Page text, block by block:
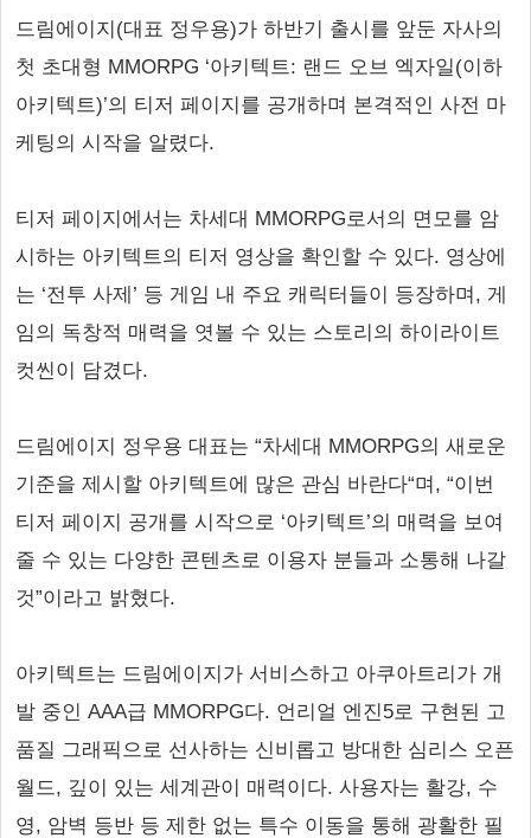
드림에이지(대표 정우용)가 하반기 출시를 앞둔 자사의
첫 초대형 MMORPG ‘아키텍트: 랜드 오브 엑자일(이하
아키텍트)’의 티저 페이지를 공개하며 본격적인 사전 마
케팅의 시작을 알렸다.
티저 페이지에서는 차세대 MMORPG로서의 면모를 암
시하는 아키텍트의 티저 영상을 확인할 수 있다. 영상에
는 ‘전투 사제’ 등 게임 내 주요 캐릭터들이 등장하며, 게
임의 독창적 매력을 엿볼 수 있는 스토리의 하이라이트
컷씬이 담겼다.
드림에이지 정우용 대표는 “차세대 MMORPG의 새로운
기준을 제시할 아키텍트에 많은 관심 바란다“며, “이번
티저 페이지 공개를 시작으로 ‘아키텍트’의 매력을 보여
줄 수 있는 다양한 콘텐츠로 이용자 분들과 소통해 나갈
것”이라고 밝혔다.
아키텍트는 드림에이지가 서비스하고 아쿠아트리가 개
발 중인 AAA급 MMORPG다. 언리얼 엔진5로 구현된 고
품질 그래픽으로 선사하는 신비롭고 방대한 심리스 오픈
월드, 깊이 있는 세계관이 매력이다. 사용자는 활강, 수
영, 암벽 등반 등 제한 없는 특수 이동을 통해 광활한 필